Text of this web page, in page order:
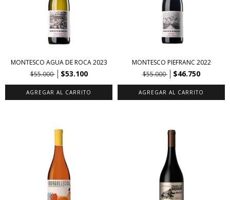
MONTESCO AGUA DE ROCA 2023
$55.000
$53.100
MONTESCO PIEFRANC 2022
$55.000
$46.750